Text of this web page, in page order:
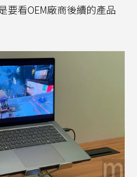
要看OEM廠商後續的產品